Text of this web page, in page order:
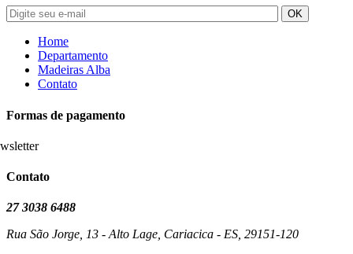
Home
Departamento
Madeiras Alba
Contato
Formas de pagamento
Contato
27 3038 6488
Rua São Jorge, 13 - Alto Lage, Cariacica - ES, 29151-120